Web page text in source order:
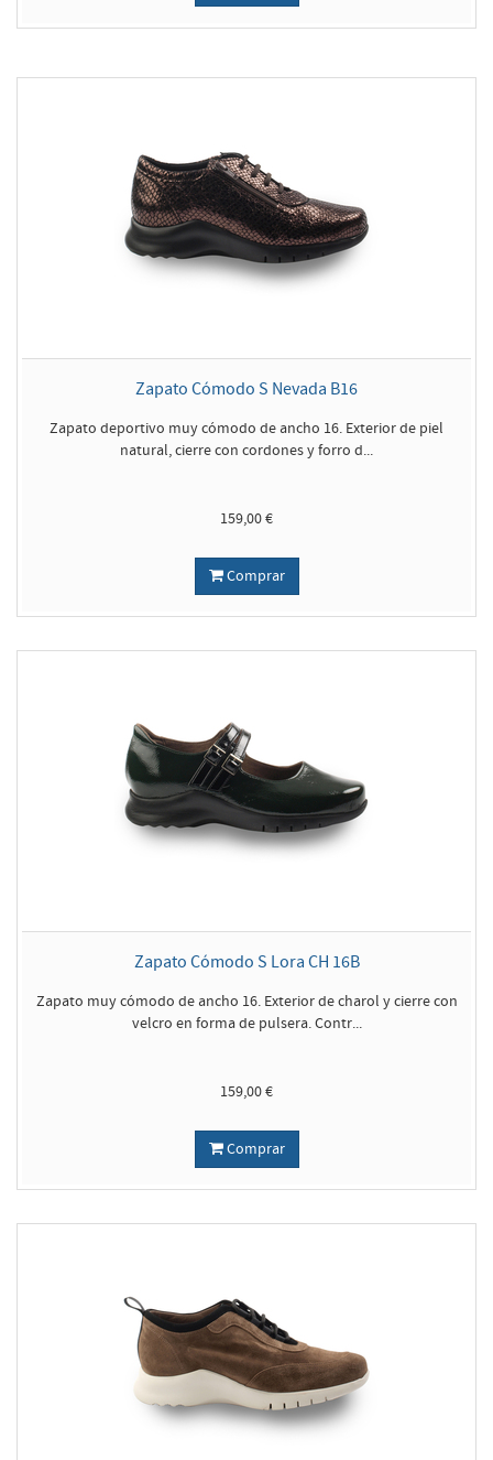
Zapato Cómodo S Nevada B16
Zapato deportivo muy cómodo de ancho 16. Exterior de piel
natural, cierre con cordones y forro d...
159,00 €
Comprar
Zapato Cómodo S Lora CH 16B
Zapato muy cómodo de ancho 16. Exterior de charol y cierre con
velcro en forma de pulsera. Contr...
159,00 €
Comprar